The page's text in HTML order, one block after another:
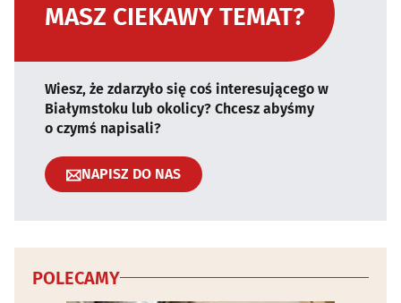
MASZ CIEKAWY TEMAT?
Wiesz, że zdarzyło się coś interesującego w
Białymstoku lub okolicy? Chcesz abyśmy
o czymś napisali?
NAPISZ DO NAS
POLECAMY